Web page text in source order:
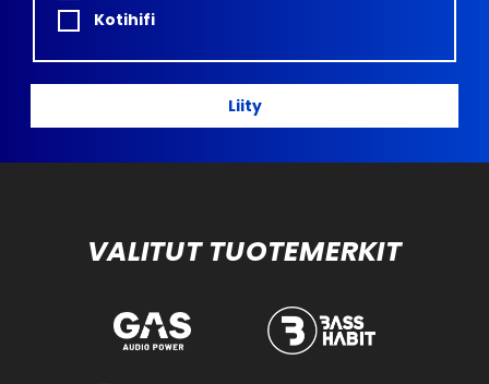
Kotihifi
Liity
VALITUT TUOTEMERKIT